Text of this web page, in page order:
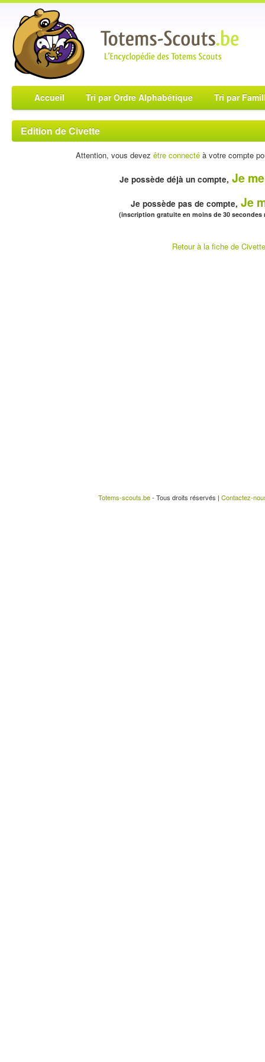
Accueil Tri par Ordre Alphabétique Tri par
Edition de Civette
Attention, vous devez être connectéà votre compte
Je possède déjà un compte, Je
Je possède pas de compte, Je
(inscription gratuite en moins de 30 secondes
Retour à la fiche de Civette
Totems-scouts.be- Tous droits réservés | Contactez-